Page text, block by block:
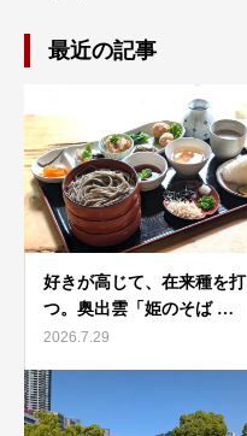
最近の記事
好きが高じて、在来種を打
つ。奥出雲「姫のそば …
2026.7.29